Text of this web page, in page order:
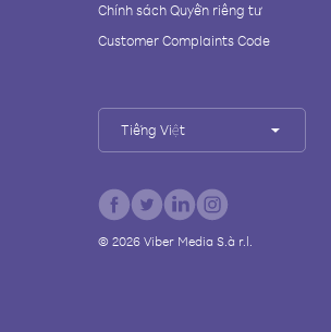
Chính sách Quyền riêng tư
Customer Complaints Code
Tiếng Việt
© 2026Viber Media S.à r.l.